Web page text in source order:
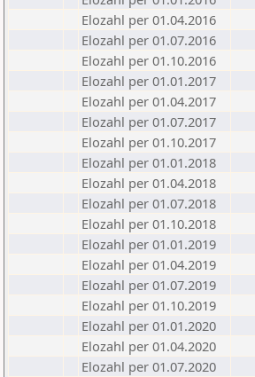
Elozahl per 01.04.2016
Elozahl per 01.07.2016
Elozahl per 01.10.2016
Elozahl per 01.01.2017
Elozahl per 01.04.2017
Elozahl per 01.07.2017
Elozahl per 01.10.2017
Elozahl per 01.01.2018
Elozahl per 01.04.2018
Elozahl per 01.07.2018
Elozahl per 01.10.2018
Elozahl per 01.01.2019
Elozahl per 01.04.2019
Elozahl per 01.07.2019
Elozahl per 01.10.2019
Elozahl per 01.01.2020
Elozahl per 01.04.2020
Elozahl per 01.07.2020